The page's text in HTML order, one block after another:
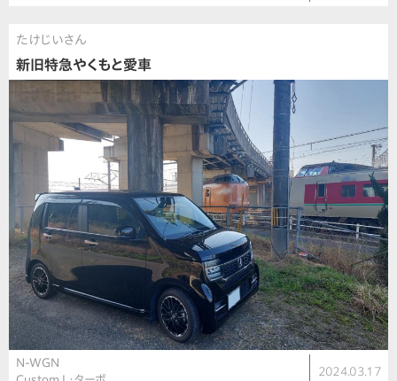
たけじいさん
新旧特急やくもと愛車
N-WGN
2024.03.17